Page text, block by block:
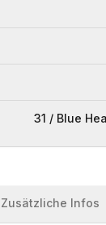
31 / Blue
Zusätzliche Infos